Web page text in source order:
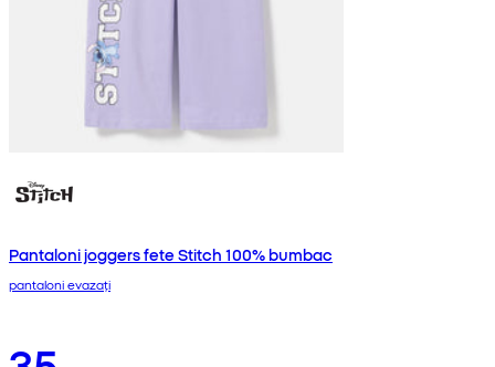
Pantaloni joggers fete Stitch 100% bumbac
pantaloni evazați